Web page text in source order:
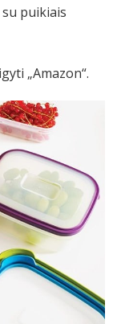
puikiais
„Amazon“.